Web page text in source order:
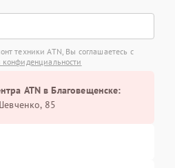
техники ATN, Вы соглашаетесь с
ATN в Благовещенске:
85